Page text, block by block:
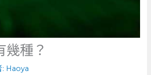
幾種？
: Haoya